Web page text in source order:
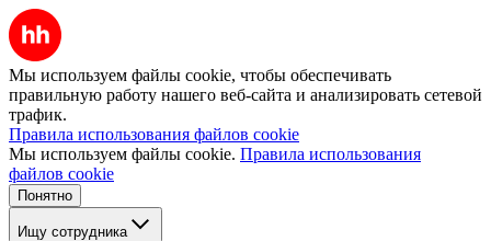
Мы используем файлы cookie, чтобы обеспечивать
правильную работу нашего веб-сайта и анализировать сетевой
трафик.
Правила использования файлов cookie
Мы используем файлы cookie. Правила использования
файлов cookie
Понятно
Ищу сотрудника